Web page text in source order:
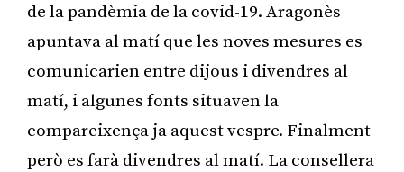
de la pandèmia de la covid-19. Aragonès
apuntava al matí que les noves mesures es
comunicarien entre dijous i divendres al
matí, i algunes fonts situaven la
compareixença ja aquest vespre. Finalment
però es farà divendres al matí. La consellera